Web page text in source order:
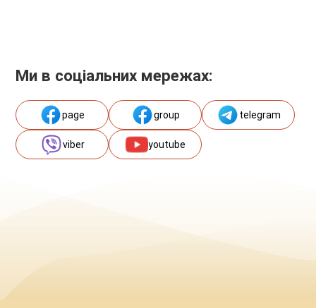
Ми в соціальних мережах:
page group telegram
viber youtube